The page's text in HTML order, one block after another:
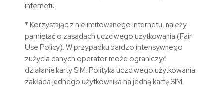
internetu.
* Korzystając z nielimitowanego internetu, należy
pamiętać o zasadach uczciwego użytkowania (Fair
Use Policy). W przypadku bardzo intensywnego
zużycia danych operator może ograniczyć
działanie karty SIM. Polityka uczciwego użytkowania
zakłada jednego użytkownika na jedną kartę SIM.